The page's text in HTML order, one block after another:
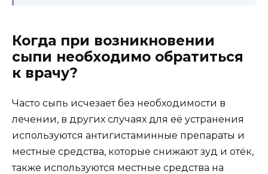
Когда при возникновении
сыпи необходимо обратиться
к врачу?
Часто сыпь исчезает без необходимости в
лечении, в других случаях для её устранения
используются антигистаминные препараты и
местные средства, которые снижают зуд и отёк,
также используются местные средства на